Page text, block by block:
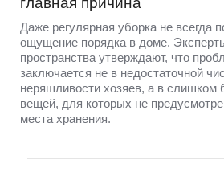
Даже регулярная уборка не всегда
ощущение порядка в доме.
пространства утверждают, что
заключается не в недостаточной
неряшливости хозяев, а в слишком
вещей, для которых не
места хранения.